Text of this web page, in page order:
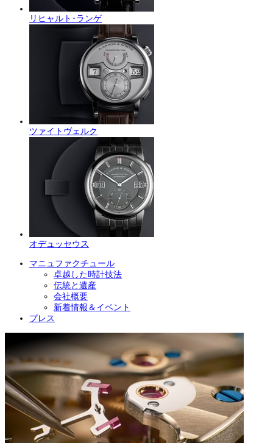
リヒャルト･ランゲ
ツァイトヴェルク
オデュッセウス
マニュファクチュール
卓越した時計技法
伝統と遺産
会社概要
新着情報＆イベント
プレス